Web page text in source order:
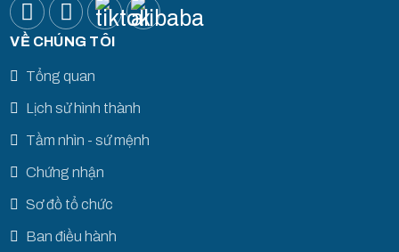
VỀ CHÚNG TÔI
Tổng quan
Lịch sử hình thành
Tầm nhìn - sứ mệnh
Chứng nhận
Sơ đồ tổ chức
Ban điều hành